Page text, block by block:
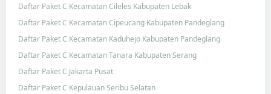
Daftar Paket C Kecamatan Cileles Kabupaten Lebak
Daftar Paket C Kecamatan Cipeucang Kabupaten Pandeglang
Daftar Paket C Kecamatan Kaduhejo Kabupaten Pandeglang
Daftar Paket C Kecamatan Tanara Kabupaten Serang
Daftar Paket C Jakarta Pusat
Daftar Paket C Kepulauan Seribu Selatan